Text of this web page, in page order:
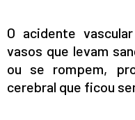
O acidente
vasos que levam
ou se rompem,
cerebral que ficou